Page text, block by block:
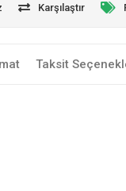
Karşılaştır
Taksit